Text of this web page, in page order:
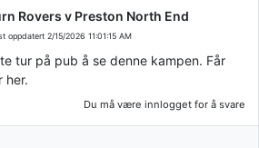
Rovers v Preston North End
oppdatert 2/15/2026 11:01:15 AM
tur på pub å se denne kampen. Får
her.
Du må være innlogget for å svare